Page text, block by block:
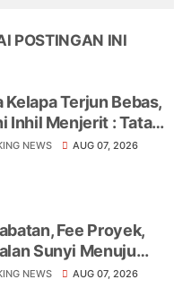
POSTINGAN INI
Kelapa Terjun Bebas,
Inhil Menjerit : Tata
Monopoli hingga
NEWS AUG 07, 2026
Fee Proyek,
Sunyi Menuju
Tangkap Tangan
NEWS AUG 07, 2026